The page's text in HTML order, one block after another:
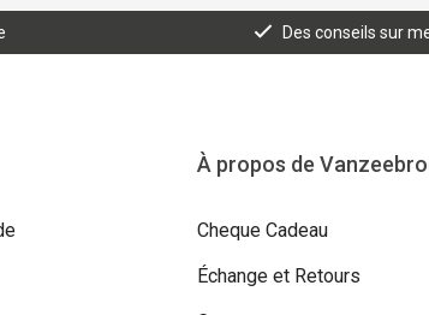
Des conseils sur
À propos de
Cheque Cadeau
Échange et Retours